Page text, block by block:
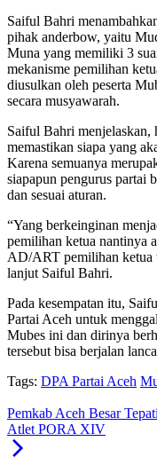
Saiful Bahri
pihak anderbow, yaitu
Muna yang memiliki 3
mekanisme pemilihan
diusulkan oleh peserta
secara musyawarah.
Saiful Bahri menjelaskan,
memastikan siapa yang
Karena semuanya
siapapun pengurus partai
dan sesuai aturan.
“Yang berkeinginan
pemilihan ketua nantinya
AD/ART pemilihan ketua
lanjut Saiful Bahri.
Pada kesempatan itu,
Partai Aceh untuk
Mubes ini dan dirinya
tersebut bisa berjalan
Tags: DPA Partai Aceh
Pemkab Aceh Besar
Atlet PORA XIV